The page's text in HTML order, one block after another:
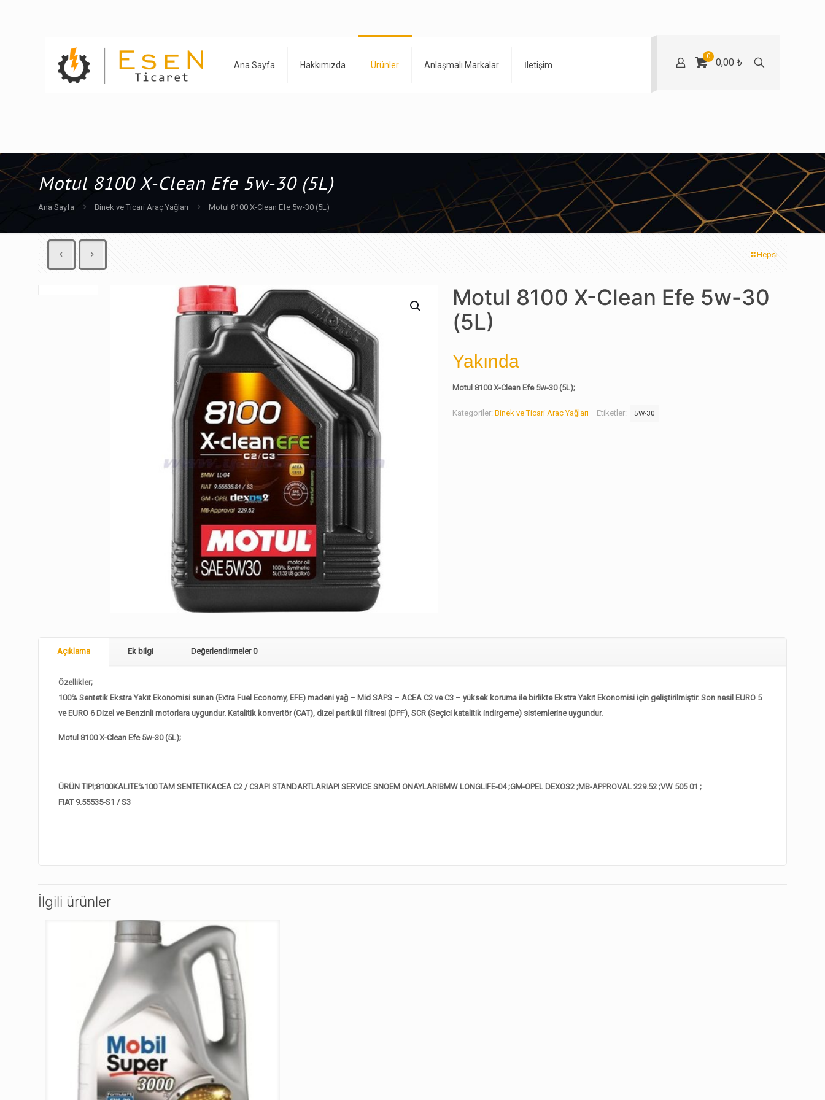
Ana Sayfa Hakkımızda Ürünler Anlaşmalı Markalar İletişim
0
0,00 ₺
Motul 8100 X-Clean Efe 5w-30 (5L)
Ana Sayfa Binek ve Ticari Araç Yağları Motul 8100 X-Clean Efe 5w-30 (5L)
Hepsi
Motul 8100 X-Clean Efe 5w-30
(5L)
Yakında
Motul 8100 X-Clean Efe 5w-30 (5L);
Kategoriler: Binek ve Ticari Araç Yağları Etiketler: 5W-30
Açıklama Ek bilgi Değerlendirmeler0
Özellikler;
100% Sentetik Ekstra Yakıt Ekonomisi sunan (Extra Fuel Economy, EFE) madeni yağ – Mid SAPS – ACEA C2 ve C3 – yüksek koruma ile birlikte Ekstra Yakıt Ekonomisi için geliştirilmiştir. Son nesil EURO 5
ve EURO 6 Dizel ve Benzinli motorlara uygundur. Katalitik konvertör (CAT), dizel partikül filtresi (DPF), SCR (Seçici katalitik indirgeme) sistemlerine uygundur.
Motul 8100 X-Clean Efe 5w-30 (5L);
ÜRÜN TIPI;8100KALITE%100 TAM SENTETIKACEA C2 / C3API STANDARTLARIAPI SERVICE SNOEM ONAYLARIBMW LONGLIFE-04 ;GM-OPEL DEXOS2 ;MB-APPROVAL 229.52 ;VW 505 01 ;
FIAT 9.55535-S1 / S3
İlgili ürünler